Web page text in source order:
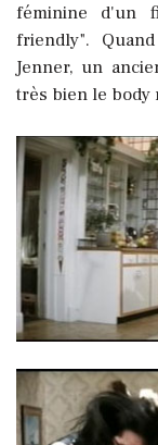
féminine d'un
friendly".
Jenner, un
très bien le body